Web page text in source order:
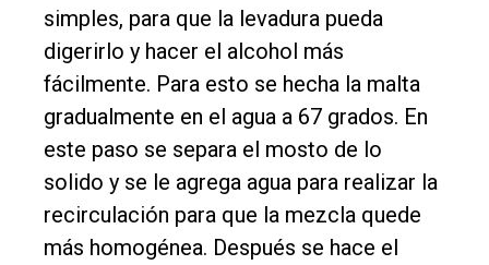
simples, para que la levadura pueda
digerirlo y hacer el alcohol más
fácilmente. Para esto se hecha la malta
gradualmente en el agua a 67 grados. En
este paso se separa el mosto de lo
solido y se le agrega agua para realizar la
recirculación para que la mezcla quede
más homogénea. Después se hace el